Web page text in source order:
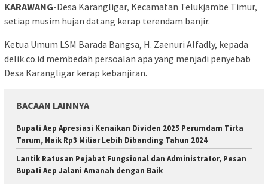
KARAWANG-Desa Karangligar, Kecamatan Telukjambe Timur,
setiap musim hujan datang kerap terendam banjir.
Ketua Umum LSM Barada Bangsa, H. Zaenuri Alfadly, kepada
delik.co.id membedah persoalan apa yang menjadi penyebab
Desa Karangligar kerap kebanjiran.
BACAAN LAINNYA
Bupati Aep Apresiasi Kenaikan Dividen 2025 Perumdam Tirta
Tarum, Naik Rp3 Miliar Lebih Dibanding Tahun 2024
Lantik Ratusan Pejabat Fungsional dan Administrator, Pesan
Bupati Aep Jalani Amanah dengan Baik